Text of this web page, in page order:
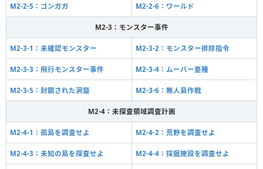
M2-2-5：ゴンガガ M2-2-6：ワールド
M2-3：モンスター事件
M2-3-1：未確認モンスター M2-3-2：モンスター排除指令
M2-3-3：飛行モンスター事件 M2-3-4：ムーバー亜種
M2-3-5：封鎖された洞窟 M2-3-6：無人島作戦
M2-4：未探査領域調査計画
M2-4-1：孤島を調査せよ M2-4-2：荒野を調査せよ
M2-4-3：未知の島を探査せよ M2-4-4：採掘施設を調査せよ